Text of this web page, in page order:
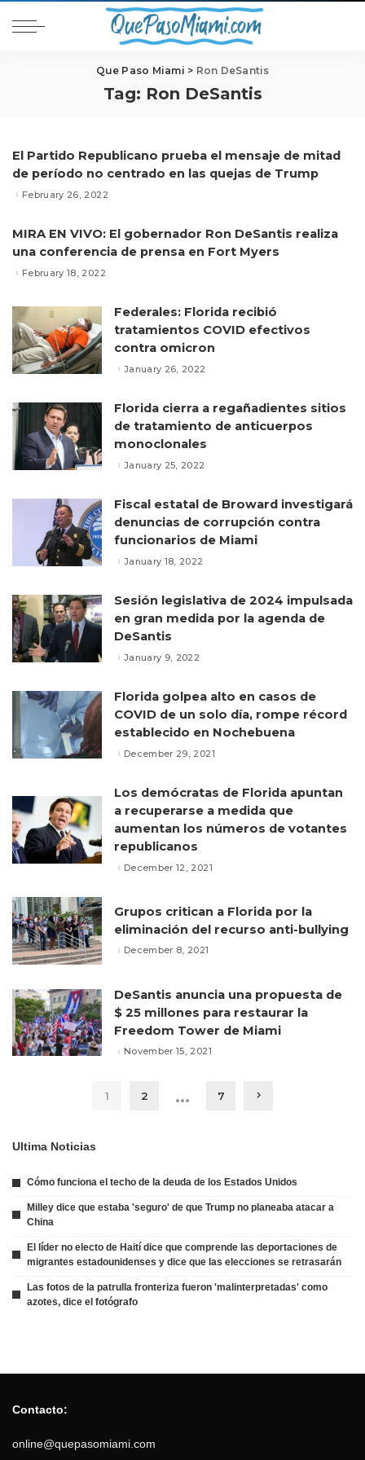
Que Paso Miami > Ron DeSantis
Tag: Ron DeSantis
El Partido Republicano prueba el mensaje de mitad
de período no centrado en las quejas de Trump
February 26, 2022
MIRA EN VIVO: El gobernador Ron DeSantis realiza
una conferencia de prensa en Fort Myers
February 18, 2022
Federales: Florida recibió
tratamientos COVID efectivos
contra omicron
January 26, 2022
Florida cierra a regañadientes sitios
de tratamiento de anticuerpos
monoclonales
January 25, 2022
Fiscal estatal de Broward investigará
denuncias de corrupción contra
funcionarios de Miami
January 18, 2022
Sesión legislativa de 2024 impulsada
en gran medida por la agenda de
DeSantis
January 9, 2022
Florida golpea alto en casos de
COVID de un solo día, rompe récord
establecido en Nochebuena
December 29, 2021
Los demócratas de Florida apuntan
a recuperarse a medida que
aumentan los números de votantes
republicanos
December 12, 2021
Grupos critican a Florida por la
eliminación del recurso anti-bullying
December 8, 2021
DeSantis anuncia una propuesta de
$ 25 millones para restaurar la
Freedom Tower de Miami
November 15, 2021
1 2 … 7
Ultima Noticias
Cómo funciona el techo de la deuda de los Estados Unidos
Milley dice que estaba 'seguro' de que Trump no planeaba atacar a
China
El líder no electo de Haití dice que comprende las deportaciones de
migrantes estadounidenses y dice que las elecciones se retrasarán
Las fotos de la patrulla fronteriza fueron 'malinterpretadas' como
azotes, dice el fotógrafo
Contacto:
online@quepasomiami.com